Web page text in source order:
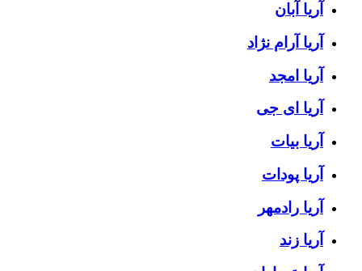
آریا آبان
آریا آرام نژاد
آریا امجد
آریا ای جی
آریا بیات
آریا پودات
آریا رادمهر
آریا زند